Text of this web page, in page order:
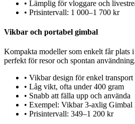
• Lämplig för vloggare och
• Prisintervall: 1 000–1 700 kr
Vikbar och portabel gimbal
Kompakta modeller som enkelt får plats
perfekt för resor och spontan användning.
• Vikbar design för enkel transport
• Låg vikt, ofta under 400 gram
• Snabb att fälla upp och använda
• Exempel: Vikbar 3-axlig Gimbal
• Prisintervall: 349–1 200 kr